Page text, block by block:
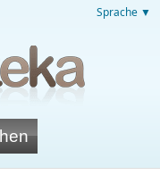
Sprache ▼